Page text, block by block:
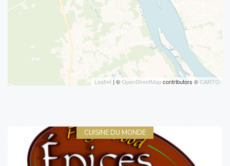
Leaflet | ©OpenStreetMapcontributors ©CARTO
CUISINE DU MONDE